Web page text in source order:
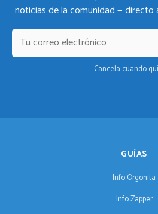
noticias de la comunidad — directo
Cancela cuando
GUÍAS
Info Orgonita
Info Zapper